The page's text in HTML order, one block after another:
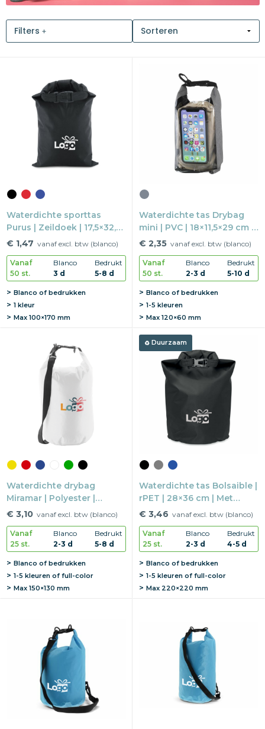
Snoepgoed
Health en wellness
Kantoorartikelen
Gadgets
Textiel
Merken
Filters
Waterdichte sporttas
Purus | Zeildoek | 17,5×32,5
cm | Met karabijnhaak
€ 1,47 vanaf excl. btw (blanco)
Vanaf
50 st.
Blanco
3 d
Bedrukt
5-8 d
Blanco of bedrukken
1 kleur
Max 100×170 mm
Waterdichte tas Drybag
mini | PVC | 18×11,5×29 cm |
Touchscreen venster
€ 2,35 vanaf excl. btw (blanco)
Vanaf
50 st.
Blanco
2-3 d
Bedrukt
5-10 d
Blanco of bedrukken
1-5 kleuren
Max 120×60 mm
Waterdichte drybag
Miramar | Polyester |
Ø18,5×36 cm | Met
€ 3,10 vanaf excl. btw (blanco)
Vanaf
25 st.
Blanco
2-3 d
Bedrukt
5-8 d
Blanco of bedrukken
1-5 kleuren of full-color
Max 150×130 mm
Duurzaam
Waterdichte tas Bolsaible |
rPET | 28×36 cm | Met
schouderband
€ 3,46 vanaf excl. btw (blanco)
Vanaf
25 st.
Blanco
2-3 d
Bedrukt
4-5 d
Blanco of bedrukken
1-5 kleuren of full-color
Max 220×220 mm